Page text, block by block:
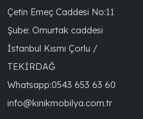
Çetin Emeç Caddesi No:11
Şube: Omurtak caddesi
İstanbul Kısmı Çorlu /
TEKİRDAĞ
Whatsapp:0543 653 63 60
info@kinikmobilya.com.tr